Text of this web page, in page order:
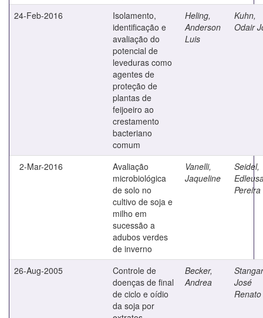
24-Feb-2016
Isolamento,
identificação e
avaliação do
potencial de
leveduras como
agentes de
proteção de
plantas de
feijoeiro ao
crestamento
bacteriano
comum
Heling,
Anderson
Luis
Kuhn,
Odair
2-Mar-2016
Avaliação
microbiológica
de solo no
cultivo de soja e
milho em
sucessão a
adubos verdes
de inverno
Vanelli,
Jaqueline
Seidel,
Pereira
26-Aug-2005
Controle de
doenças de final
de ciclo e oídio
da soja por
Becker,
Andrea
José
Renato